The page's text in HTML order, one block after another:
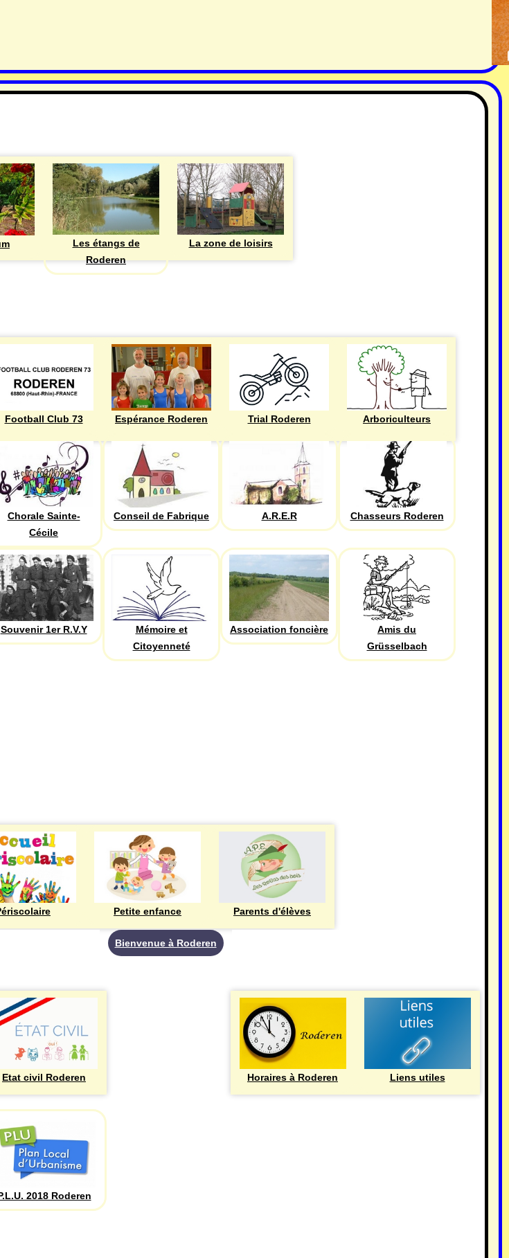
Les étangs de
Roderen
La zone de loisirs
Football Club 73 Espérance Roderen Trial Roderen Arboriculteurs
Chorale Sainte-
Cécile
Conseil de Fabrique A.R.E.R Chasseurs Roderen
Souvenir 1er R.V.Y
Mémoire et
Citoyenneté
Association foncière
Amis du
Grüsselbach
Petite enfance Parents d'élèves
Etat civil Roderen
2018 Roderen
Bienvenue à Roderen
Horaires à Roderen Liens utiles